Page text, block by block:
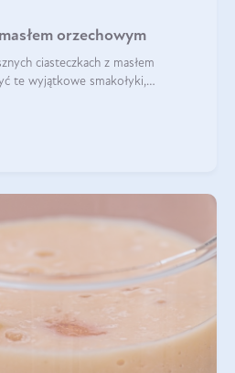
orzechowym
ciasteczkach z masłem
te wyjątkowe smakołyki,